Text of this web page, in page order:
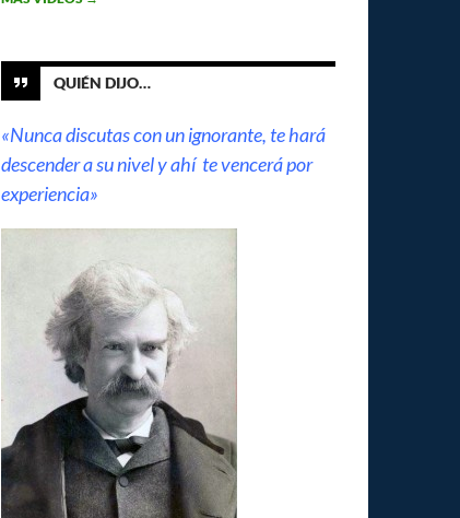
QUIÉN DIJO…
«Nunca discutas con un ignorante, te hará
descender a su nivel y ahí te vencerá por
experiencia»